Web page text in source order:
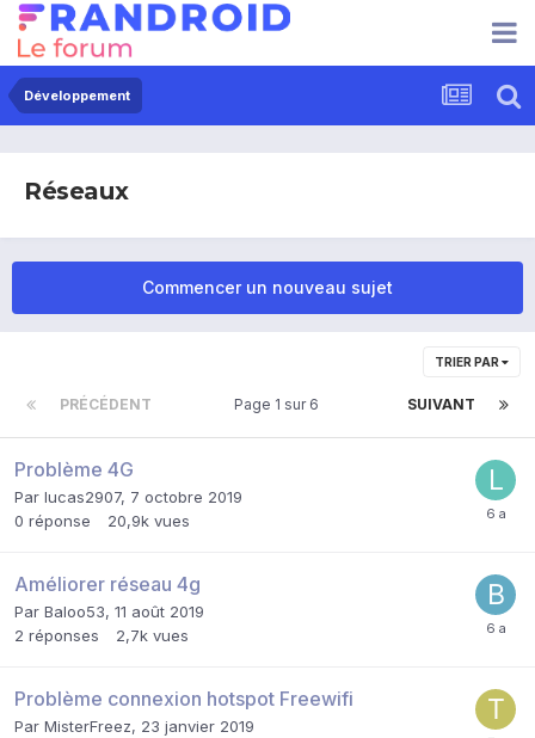
Développement
Réseaux
Commencer un nouveau sujet
TRIER PAR
PRÉCÉDENT SUIVANT
Page 1 sur 6
Problème 4G
Par lucas2907, 7 octobre 2019
0 réponse 20,9k vues
Améliorer réseau 4g
Par Baloo53, 11 août 2019
2 réponses 2,7k vues
Problème connexion hotspot Freewifi
Par MisterFreez, 23 janvier 2019